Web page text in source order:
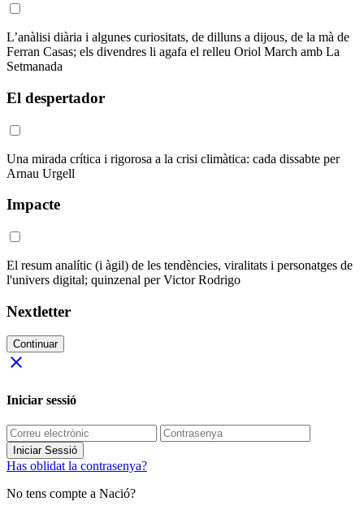
L’anàlisi diària i algunes curiositats, de dilluns a dijous, de la mà de
Ferran Casas; els divendres li agafa el relleu Oriol March amb La
Setmanada
El despertador
Una mirada crítica i rigorosa a la crisi climàtica: cada dissabte per
Arnau Urgell
Impacte
El resum analític (i àgil) de les tendències, viralitats i personatges de
l'univers digital; quinzenal per Victor Rodrigo
Nextletter
Continuar
close
Iniciar sessió
Iniciar Sessió
Has oblidat la contrasenya?
No tens compte a Nació?